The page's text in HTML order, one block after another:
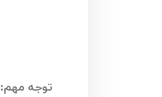
توجه مهم: